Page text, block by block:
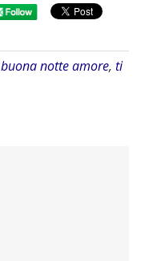
buona notte amore, ti